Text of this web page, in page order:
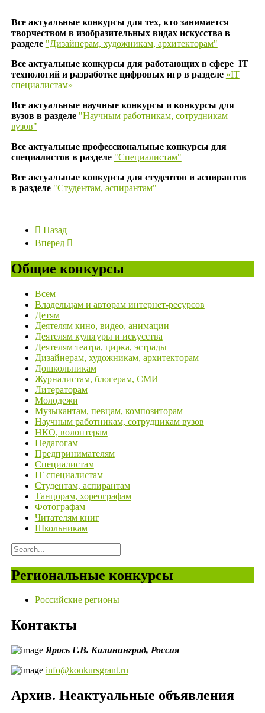
Все актуальные конкурсы для тех, кто занимается
творчеством в изобразительных видах искусства в
разделе "Дизайнерам, художникам, архитекторам"
Все актуальные конкурсы для работающих в сфере IT
технологий и разработке цифровых игр в разделе «IT
специалистам»
Все актуальные научные конкурсы и конкурсы для
вузов в разделе "Научным работникам, сотрудникам
вузов"
Все актуальные профессиональные конкурсы для
специалистов в разделе "Специалистам"
Все актуальные конкурсы для студентов и аспирантов
в разделе "Студентам, аспирантам"
Назад
Вперед
Общие конкурсы
Всем
Владельцам и авторам интернет-ресурсов
Детям
Деятелям кино, видео, анимации
Деятелям культуры и искусства
Деятелям театра, цирка, эстрады
Дизайнерам, художникам, архитекторам
Дошкольникам
Журналистам, блогерам, СМИ
Литераторам
Молодежи
Музыкантам, певцам, композиторам
Научным работникам, сотрудникам вузов
НКО, волонтерам
Педагогам
Предпринимателям
Специалистам
IT специалистам
Студентам, аспирантам
Танцорам, хореографам
Фотографам
Читателям книг
Школьникам
Региональные конкурсы
Российские регионы
Контакты
Ярось Г.В. Калининград, Россия
info@konkursgrant.ru
Архив. Неактуальные объявления